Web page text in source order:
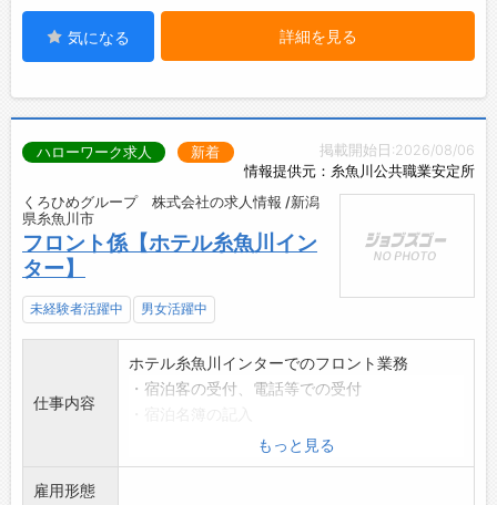
気になる 詳細を見る
掲載開始日:2026/08/06
情報提供元：糸魚川公共職業安定所
ハローワーク求人 新着
くろひめグループ 株式会社の求人情報 /新潟
県糸魚川市
フロント係【ホテル糸魚川イン
ター】
未経験者活躍中 男女活躍中
仕事内容
ホテル糸魚川インターでのフロント業務
・宿泊客の受付、電話等での受付
・現金の授受やカード支払いの手続
・清掃の指示書作成 等
もっと見る
雇用形態